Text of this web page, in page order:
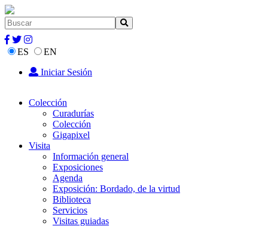
ES
EN
Iniciar Sesión
Colección
Curadurías
Colección
Gigapixel
Visita
Información general
Exposiciones
Agenda
Exposición: Bordado, de la virtud
Biblioteca
Servicios
Visitas guiadas